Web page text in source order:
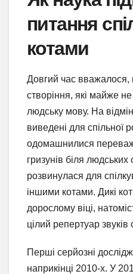
питання
котами
Довгий час
створіння, які майже
людську мову. На
виведені для спільної
одомашнилися
гризунів біля людських
розвинулася для
іншими котами. Дикі
дорослому віці,
цілий репертуар
Перші серйозні
наприкінці 2010-х. У